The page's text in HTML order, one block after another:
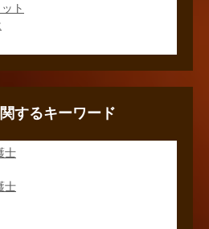
ト
するキーワード
士
士